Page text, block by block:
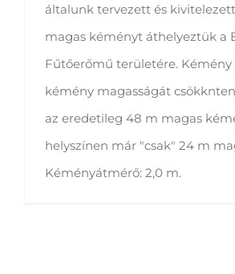
általunk tervezett és
magas kéményt áthelyeztük a
Fűtőerőmű területére. Kémény
kémény magasságát
az eredetileg 48 m magas
helyszínen már "csak" 24 m
Kéményátmérő: 2,0 m.